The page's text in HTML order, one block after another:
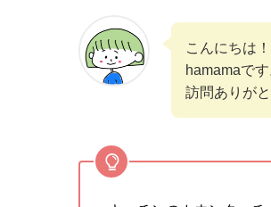
こんにちは！
hamamaです
訪問ありが